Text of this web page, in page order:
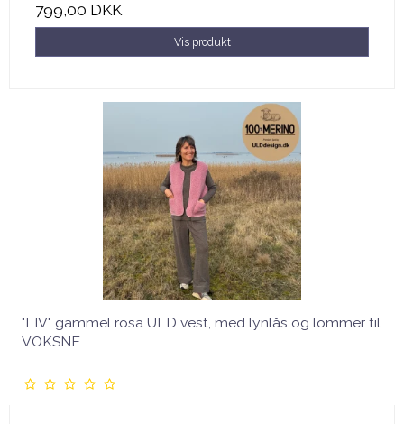
799,00 DKK
Vis produkt
"LIV" gammel rosa ULD vest, med lynlås og lommer til
VOKSNE